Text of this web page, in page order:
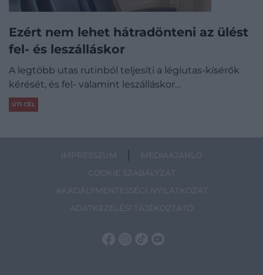
Ezért nem lehet hátradönteni az ülést
fel- és leszálláskor
A legtöbb utas rutinból teljesíti a légiutas-kísérők
kérését, és fel- valamint leszálláskor…
ÚTI CÉL